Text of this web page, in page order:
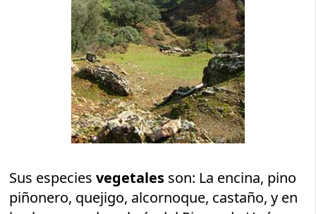
Sus especiesvegetales son: La encina, pino
piñonero, quejigo, alcornoque, castaño, y en